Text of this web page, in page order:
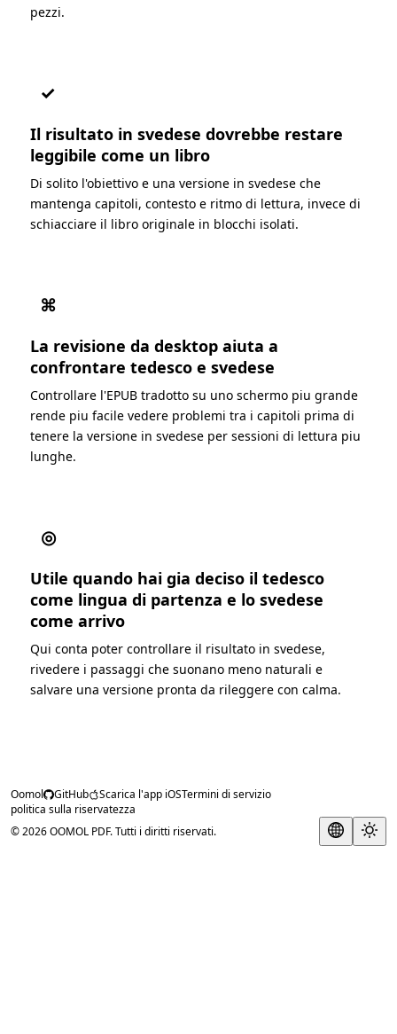
pezzi.
✓
Il risultato in svedese dovrebbe restare
leggibile come un libro
Di solito l'obiettivo e una versione in svedese che
mantenga capitoli, contesto e ritmo di lettura, invece di
schiacciare il libro originale in blocchi isolati.
⌘
La revisione da desktop aiuta a
confrontare tedesco e svedese
Controllare l'EPUB tradotto su uno schermo piu grande
rende piu facile vedere problemi tra i capitoli prima di
tenere la versione in svedese per sessioni di lettura piu
lunghe.
◎
Utile quando hai gia deciso il tedesco
come lingua di partenza e lo svedese
come arrivo
Qui conta poter controllare il risultato in svedese,
rivedere i passaggi che suonano meno naturali e
salvare una versione pronta da rileggere con calma.
Oomol GitHub Scarica l'app iOSTermini di servizio
politica sulla riservatezza
© 2026 OOMOL PDF. Tutti i diritti riservati.